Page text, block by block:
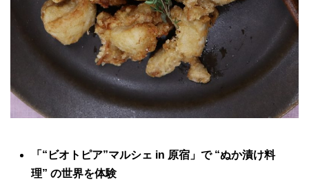
「“ビオトピア”マルシェ in 原宿」で “ぬか漬け料
理” の世界を体験